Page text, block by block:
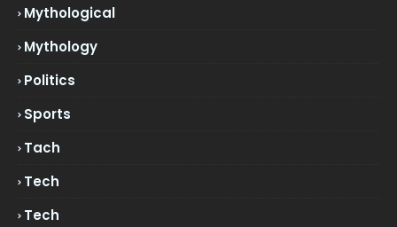
Mythological
Mythology
Politics
Sports
Tach
Tech
Tech